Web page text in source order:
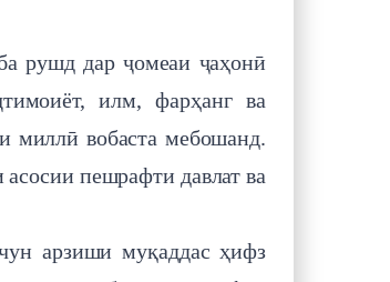
рушд дар ҷомеаи ҷаҳонӣ
илм, фарҳанг ва
миллӣ вобаста мебошанд.
пешрафти давлат ва
арзиши муқаддас ҳифз